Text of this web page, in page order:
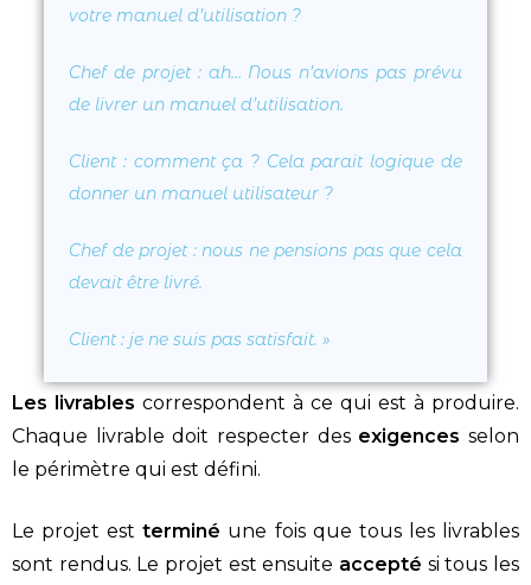
votre manuel d’utilisation ?
Chef de projet : ah… Nous n’avions pas prévu
de livrer un manuel d’utilisation.
Client : comment ça ? Cela parait logique de
donner un manuel utilisateur ?
Chef de projet : nous ne pensions pas que cela
devait être livré.
Client : je ne suis pas satisfait. »
Les livrables correspondent à ce qui est à produire.
Chaque livrable doit respecter des exigences selon
le périmètre qui est défini.
Le projet estterminé une fois que tous les livrables
sont rendus. Le projet est ensuite accepté si tous les